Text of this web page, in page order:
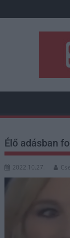
to
Élő adásban
2022.10.27.